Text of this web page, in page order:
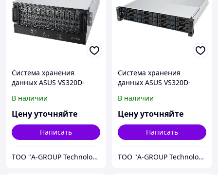
Система хранения
данных ASUS VS320D-
В наличии
Цену уточняйте
Написать
ТОО "A-GROUP Technologies"
Система хранения
данных ASUS VS320D-
В наличии
Цену уточняйте
Написать
ТОО "A-GROUP Technologies"